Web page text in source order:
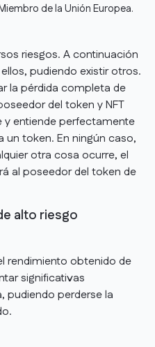
de la Unión Europea.
riesgos. A continuación
pudiendo existir otros.
la pérdida completa de
del token y NFT
entiende perfectamente
token. En ningún caso,
otra cosa ocurre, el
al poseedor del token de
alto riesgo
rendimiento obtenido de
significativas
pudiendo perderse la